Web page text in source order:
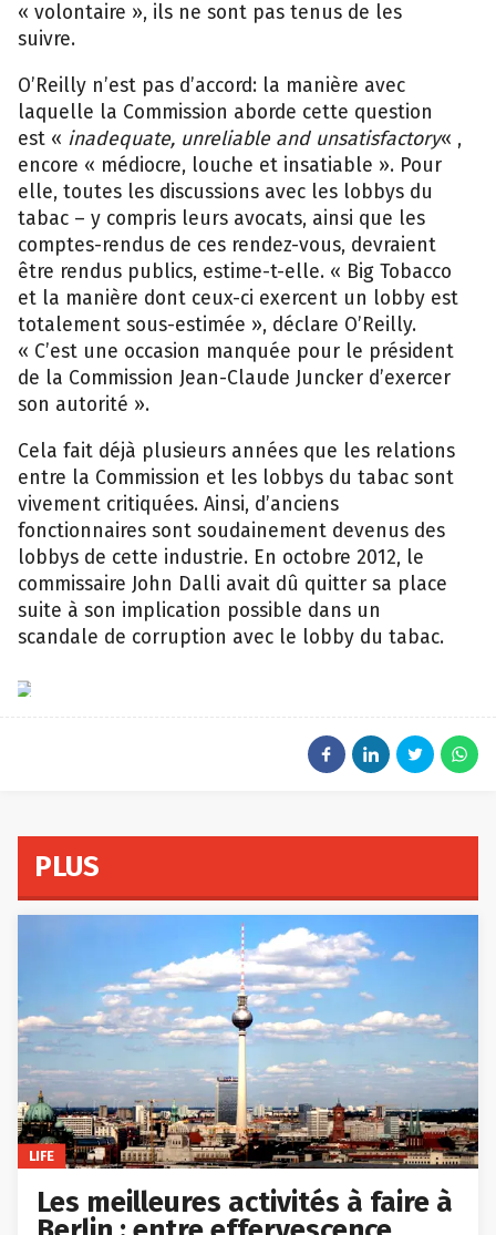
« volontaire », ils ne sont pas tenus de les
suivre.
O’Reilly n’est pas d’accord: la manière avec
laquelle la Commission aborde cette question
est « inadequate, unreliable and unsatisfactory« ,
encore « médiocre, louche et insatiable ». Pour
elle, toutes les discussions avec les lobbys du
tabac – y compris leurs avocats, ainsi que les
comptes-rendus de ces rendez-vous, devraient
être rendus publics, estime-t-elle. « Big Tobacco
et la manière dont ceux-ci exercent un lobby est
totalement sous-estimée », déclare O’Reilly.
« C’est une occasion manquée pour le président
de la Commission Jean-Claude Juncker d’exercer
son autorité ».
Cela fait déjà plusieurs années que les relations
entre la Commission et les lobbys du tabac sont
vivement critiquées. Ainsi, d’anciens
fonctionnaires sont soudainement devenus des
lobbys de cette industrie. En octobre 2012, le
commissaire John Dalli avait dû quitter sa place
suite à son implication possible dans un
scandale de corruption avec le lobby du tabac.
PLUS
LIFE
Les meilleures activités à faire à